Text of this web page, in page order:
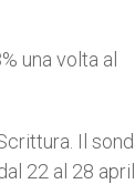
una volta al
Il
22 al 28